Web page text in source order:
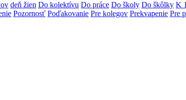
deň žien Do kolektívu Do práce Do školy Do škôlky K
Pozornosť Poďakovanie Pre kolegov Prekvapenie Pre